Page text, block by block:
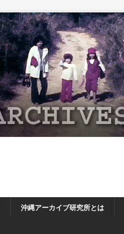
沖縄アーカイブ研究所とは